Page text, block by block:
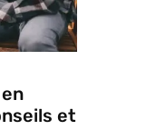
et